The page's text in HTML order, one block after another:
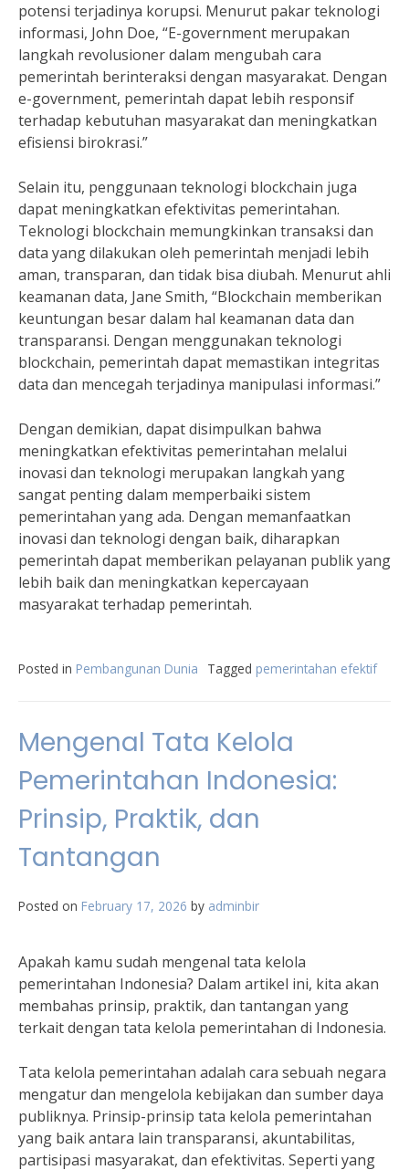
potensi terjadinya korupsi. Menurut pakar teknologi
informasi, John Doe, “E-government merupakan
langkah revolusioner dalam mengubah cara
pemerintah berinteraksi dengan masyarakat. Dengan
e-government, pemerintah dapat lebih responsif
terhadap kebutuhan masyarakat dan meningkatkan
efisiensi birokrasi.”
Selain itu, penggunaan teknologi blockchain juga
dapat meningkatkan efektivitas pemerintahan.
Teknologi blockchain memungkinkan transaksi dan
data yang dilakukan oleh pemerintah menjadi lebih
aman, transparan, dan tidak bisa diubah. Menurut ahli
keamanan data, Jane Smith, “Blockchain memberikan
keuntungan besar dalam hal keamanan data dan
transparansi. Dengan menggunakan teknologi
blockchain, pemerintah dapat memastikan integritas
data dan mencegah terjadinya manipulasi informasi.”
Dengan demikian, dapat disimpulkan bahwa
meningkatkan efektivitas pemerintahan melalui
inovasi dan teknologi merupakan langkah yang
sangat penting dalam memperbaiki sistem
pemerintahan yang ada. Dengan memanfaatkan
inovasi dan teknologi dengan baik, diharapkan
pemerintah dapat memberikan pelayanan publik yang
lebih baik dan meningkatkan kepercayaan
masyarakat terhadap pemerintah.
Posted in Pembangunan Dunia Tagged pemerintahan efektif
Mengenal Tata Kelola
Pemerintahan Indonesia:
Prinsip, Praktik, dan
Tantangan
Posted on February 17, 2026 by adminbir
Apakah kamu sudah mengenal tata kelola
pemerintahan Indonesia? Dalam artikel ini, kita akan
membahas prinsip, praktik, dan tantangan yang
terkait dengan tata kelola pemerintahan di Indonesia.
Tata kelola pemerintahan adalah cara sebuah negara
mengatur dan mengelola kebijakan dan sumber daya
publiknya. Prinsip-prinsip tata kelola pemerintahan
yang baik antara lain transparansi, akuntabilitas,
partisipasi masyarakat, dan efektivitas. Seperti yang